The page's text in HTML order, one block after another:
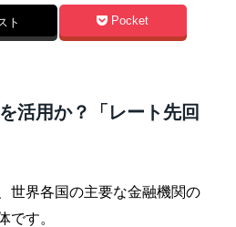
ト Pocket
活用か？「レート先回
世界各国の主要な金融機関の
です。